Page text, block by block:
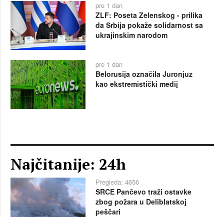
pre 1 dan
ZLF: Poseta Zelenskog - prilika
da Srbija pokaže solidarnost sa
ukrajinskim narodom
pre 1 dan
Belorusija označila Juronjuz
kao ekstremistički medij
Najčitanije: 24h
Pregleda: 4656
SRCE Pančevo traži ostavke
zbog požara u Deliblatskoj
peščari